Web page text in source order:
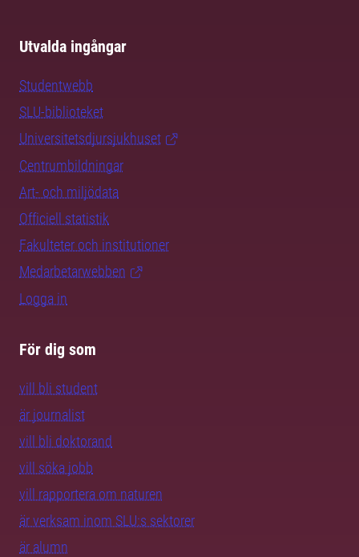
Utvalda ingångar
Studentwebb
SLU-biblioteket
Universitetsdjursjukhuset
Centrumbildningar
Art- och miljödata
Officiell statistik
Fakulteter och institutioner
Medarbetarwebben
Logga in
För dig som
vill bli student
är journalist
vill bli doktorand
vill söka jobb
vill rapportera om naturen
är verksam inom SLU:s sektorer
är alumn